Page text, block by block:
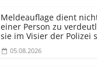
Meldeauflage dient
einer Person zu
sie im Visier der Polizei
05.08.2026